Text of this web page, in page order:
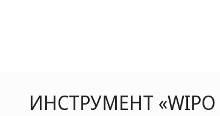
ИНСТРУМЕНТ «WIPO